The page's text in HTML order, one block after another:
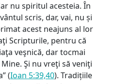
nu spiritul acesteia. În
scris, dar, vai, nu și
acest neajuns al lor
Scripturile, pentru că
veşnică, dar tocmai
Şi nu vreţi să veniţi
(Ioan 5:39,40). Tradițiile